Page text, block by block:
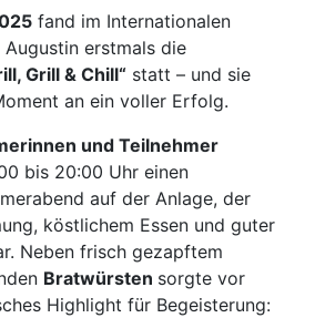
fand im Internationalen
erstmals die
Grill & Chill“ statt – und sie
an ein voller Erfolg.
und Teilnehmer
bis 20:00 Uhr einen
auf der Anlage, der
köstlichem Essen und guter
Neben frisch gezapftem
Bratwürsten sorgte vor
Highlight für Begeisterung: